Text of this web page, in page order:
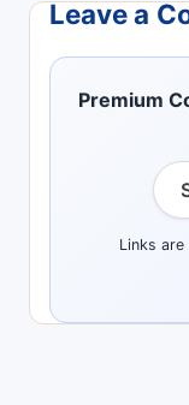
Leave a
Premium
Links